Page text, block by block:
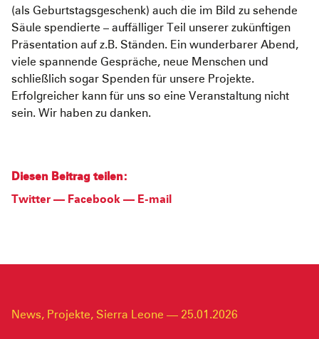
(als Geburtstagsgeschenk) auch die im Bild zu sehende
Säule spendierte – auffälliger Teil unserer zukünftigen
Präsentation auf z.B. Ständen. Ein wunderbarer Abend,
viele spannende Gespräche, neue Menschen und
schließlich sogar Spenden für unsere Projekte.
Erfolgreicher kann für uns so eine Veranstaltung nicht
sein. Wir haben zu danken.
Diesen Beitrag teilen:
Twitter — Facebook — E-mail
News, Projekte, Sierra Leone — 25.01.2026